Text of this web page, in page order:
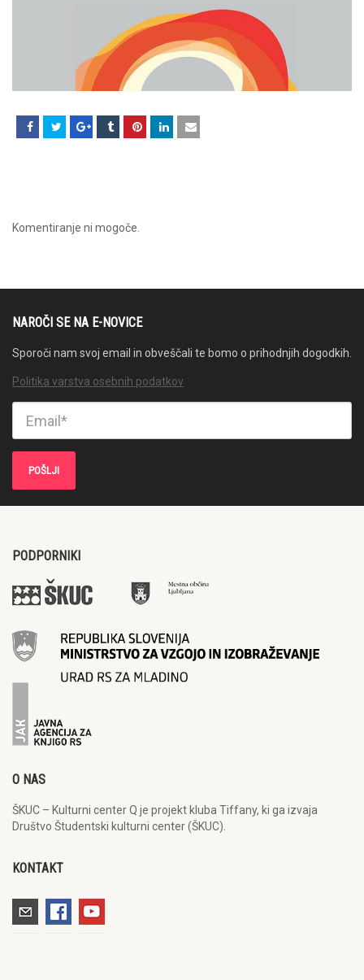
Komentiranje ni mogoče.
NAROČI SE NA E-NOVICE
Sporoči nam svoj email in obveščali te bomo o prihodnjih dogodkih.
Politika varstva osebnih podatkov
PODPORNIKI
O NAS
ŠKUC – Kulturni center Q je projekt kluba Tiffany, ki ga izvaja
Društvo Študentski kulturni center (ŠKUC).
KONTAKT